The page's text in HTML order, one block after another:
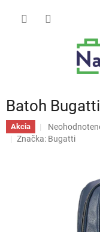
Batoh
Akcia
Priemerné
hodnotenie
hviezdičiek.
Značka: Bugatti